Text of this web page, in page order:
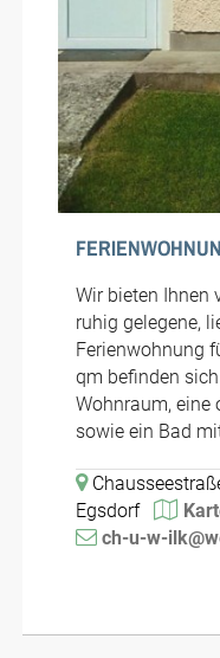
Wir bieten Ihnen
ruhig gelegene,
Ferienwohnung
qm befinden
Wohnraum, eine
sowie ein Bad
Egsdorf
ch-u-w-